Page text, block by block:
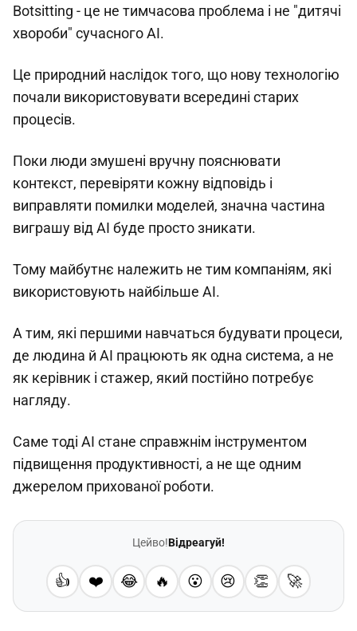
Botsitting - це не тимчасова проблема і не "дитячі
хвороби" сучасного AI.
Це природний наслідок того, що нову технологію
почали використовувати всередині старих
процесів.
Поки люди змушені вручну пояснювати
контекст, перевіряти кожну відповідь і
виправляти помилки моделей, значна частина
виграшу від AI буде просто зникати.
Тому майбутнє належить не тим компаніям, які
використовують найбільше AI.
А тим, які першими навчаться будувати процеси,
де людина й AI працюють як одна система, а не
як керівник і стажер, який постійно потребує
нагляду.
Саме тоді AI стане справжнім інструментом
підвищення продуктивності, а не ще одним
джерелом прихованої роботи.
Цейво!Відреагуй!
👍 ❤️ 😂 🔥 😮 😢 👏 🚀